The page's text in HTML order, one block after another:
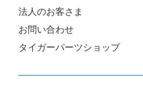
法人のお客さま
お問い合わせ
タイガーパーツショップ